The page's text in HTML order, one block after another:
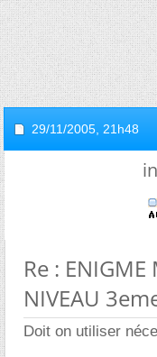
29/11/2005, 21h48
Re :
NIVEAU
Doit on utiliser